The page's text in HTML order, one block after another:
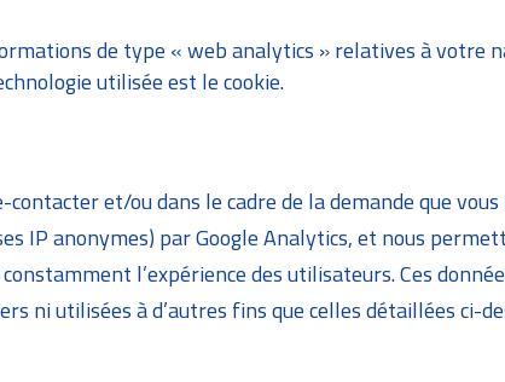
de type « web analytics » relatives à votre
utilisée est le cookie.
et/ou dans le cadre de la demande que vous
IP anonymes) par Google Analytics, et nous
l’expérience des utilisateurs. Ces
ni utilisées à d’autres fins que celles détaillées ci-